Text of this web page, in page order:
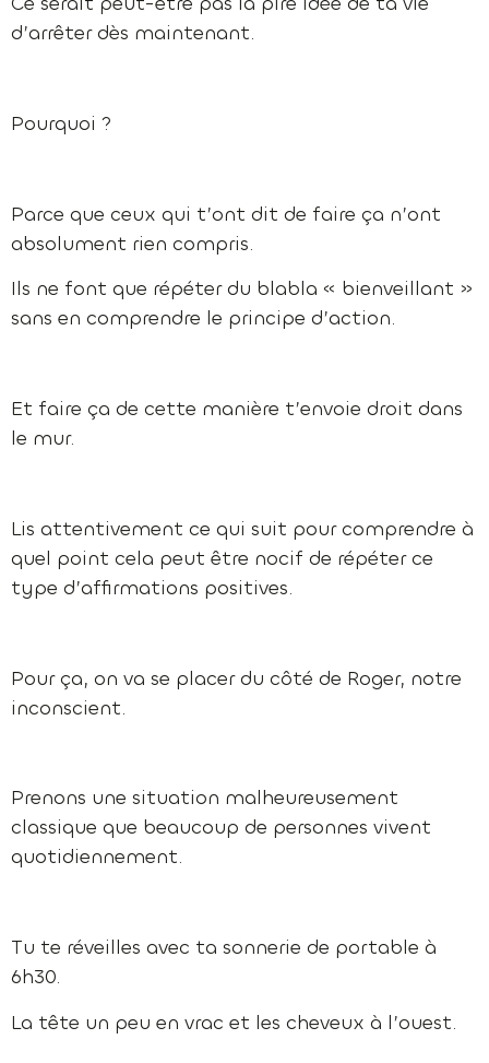
d’arrêter dès maintenant.
Pourquoi ?
Parce que ceux qui t’ont dit de faire ça n’ont
absolument rien compris.
Ils ne font que répéter du blabla « bienveillant »
sans en comprendre le principe d’action.
Et faire ça de cette manière t’envoie droit dans
le mur.
Lis attentivement ce qui suit pour comprendre à
quel point cela peut être nocif de répéter ce
type d’affirmations positives.
Pour ça, on va se placer du côté de Roger, notre
inconscient.
Prenons une situation malheureusement
classique que beaucoup de personnes vivent
quotidiennement.
Tu te réveilles avec ta sonnerie de portable à
6h30.
La tête un peu en vrac et les cheveux à l’ouest.